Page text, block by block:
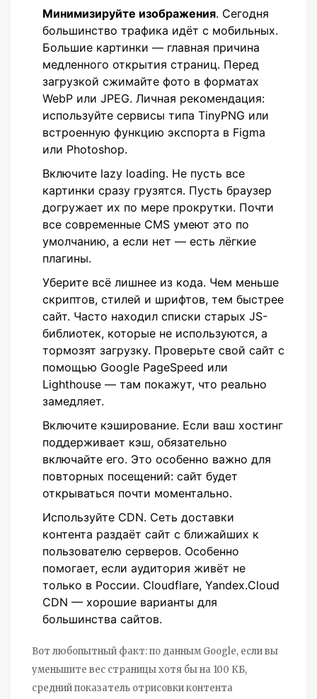
Минимизируйте изображения. Сегодня
большинство трафика идёт с мобильных.
Большие картинки — главная причина
медленного открытия страниц. Перед
загрузкой сжимайте фото в форматах
WebP или JPEG. Личная рекомендация:
используйте сервисы типа TinyPNG или
встроенную функцию экспорта в Figma
или Photoshop.
Включите lazy loading. Не пусть все
картинки сразу грузятся. Пусть браузер
догружает их по мере прокрутки. Почти
все современные CMS умеют это по
умолчанию, а если нет — есть лёгкие
плагины.
Уберите всё лишнее из кода. Чем меньше
скриптов, стилей и шрифтов, тем быстрее
сайт. Часто находил списки старых JS-
библиотек, которые не используются, а
тормозят загрузку. Проверьте свой сайт с
помощью Google PageSpeed или
Lighthouse — там покажут, что реально
замедляет.
Включите кэширование. Если ваш хостинг
поддерживает кэш, обязательно
включайте его. Это особенно важно для
повторных посещений: сайт будет
открываться почти моментально.
Используйте CDN. Сеть доставки
контента раздаёт сайт с ближайших к
пользователю серверов. Особенно
помогает, если аудитория живёт не
только в России. Cloudflare, Yandex.Cloud
CDN — хорошие варианты для
большинства сайтов.
Вот любопытный факт: по данным Google, если вы
уменьшите вес страницы хотя бы на 100 КБ,
средний показатель отрисовки контента